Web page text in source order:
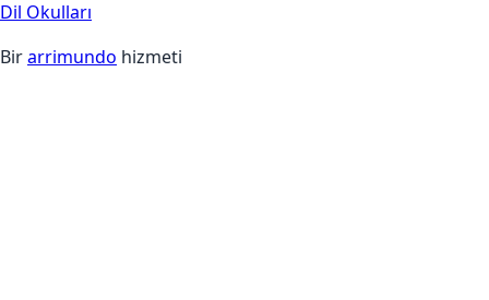
Dil Okulları
Birarrimundo hizmeti